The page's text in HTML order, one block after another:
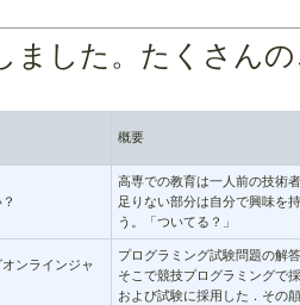
ました。たくさん
概要
高専での教育は一人前の技術
足りない部分は自分で興味を
う。「ついてる？」
ンラインジャ
プログラミング試験問題の解
そこで競技プログラミングで
および試験に採用した．その